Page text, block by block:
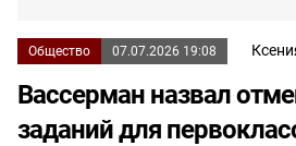
Общество 07.07.2026 19:08
Вассерман назвал
заданий для